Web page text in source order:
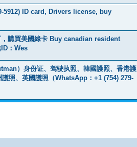
5912) ID card, Drivers license, buy
購買美國綠卡 Buy canadian resident
：Wes
）身份证、驾驶执照、韓國護照、香港護
照、英國護照（WhatsApp：+1 (754) 279-